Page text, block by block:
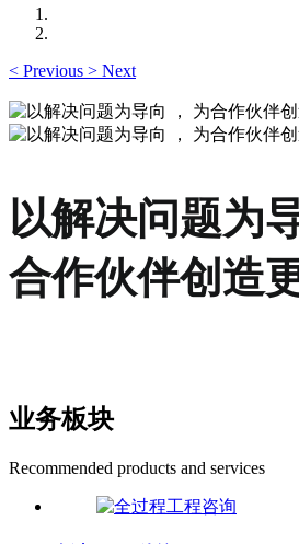
< Previous > Next
以解决问题为
合作伙伴创造
业务板块
Recommended products and services